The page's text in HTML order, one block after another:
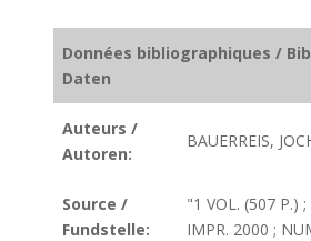
Données bibliographiques /
Daten
Auteurs /
Autoren:
BAUERREIS,
Source /
Fundstelle:
"1 VOL. (507 P.) ;
IMPR. 2000 ;